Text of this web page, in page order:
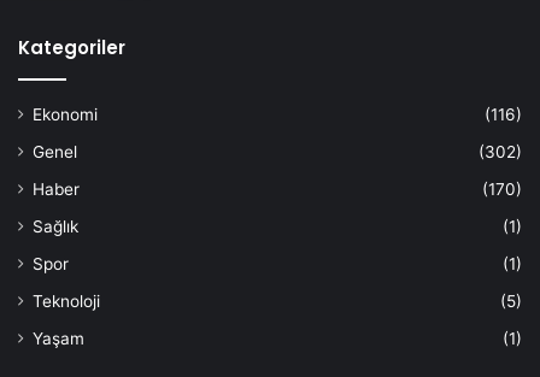
Kategoriler
Ekonomi
(116)
Genel
(302)
Haber
(170)
Sağlık
(1)
Spor
(1)
Teknoloji
(5)
Yaşam
(1)